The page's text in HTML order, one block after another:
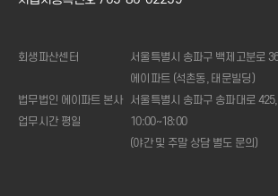
회생파산센터
서울특별시 송파구 백제고분로
에이파트 (석촌동, 태문빌딩)
법무법인 에이파트 본사
서울특별시 송파구 송파대로
업무시간 평일
10:00~18:00
(야간 및 주말 상담 별도 문의)